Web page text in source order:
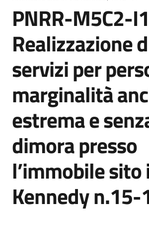
Servizi
Novità
Vivere
Reggio
Emilia
Tutti
gli
argomenti
Menu selezionato
PNRR-M5C2-
Realizzazione
servizi per
marginalità
estrema e
dimora presso
l’immobile sito
Kennedy n.15-